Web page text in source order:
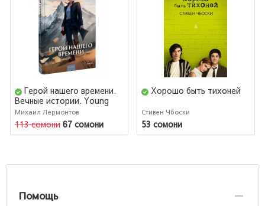
Герой нашего времени.
Вечные истории. Young
Adult
Михаил Лермонтов
113 сомони 67 сомони
Хорошо быть тихоней
Стивен Чбоски
53 сомони
Помощь